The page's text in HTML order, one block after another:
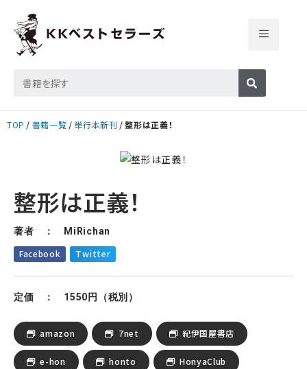
TOP 書籍一覧 単行本新刊 整形は正義！
整形は正義！
著者 ： MiRichan
Facebook Twitter
定価 ： 1550円（税別）
amazon 7net 紀伊国屋書店
e-hon honto HonyaClub